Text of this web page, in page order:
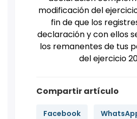
modificación del
fin de que los
declaración y con ellos
los remanentes de tus
del ejercicio
Compartir artículo
Facebook